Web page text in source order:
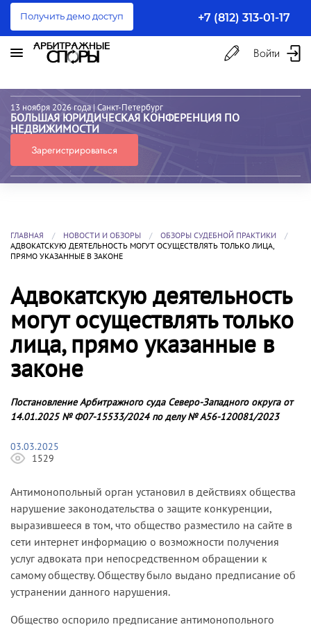
Получить демо доступ +7 (812) 313-01-17
Войти
13 ноября 2026 года | Санкт-Петербург
БОЛЬШАЯ ЮРИДИЧЕСКАЯ КОНФЕРЕНЦИЯ ПО
НЕДВИЖИМОСТИ
Зарегистрироваться
ГЛАВНАЯ НОВОСТИ И ОБЗОРЫ
ОБЗОРЫ СУДЕБНОЙ ПРАКТИКИ
АДВОКАТСКУЮ ДЕЯТЕЛЬНОСТЬ МОГУТ ОСУЩЕСТВЛЯТЬ ТОЛЬКО ЛИЦА,
ПРЯМО УКАЗАННЫЕ В ЗАКОНЕ
Адвокатскую деятельность
могут осуществлять только
лица, прямо указанные в
законе
Постановление Арбитражного суда Северо-Западного округа от
14.01.2025 № Ф07-15533/2024 по делу № А56-120081/2023
03.03.2025
1529
Антимонопольный орган установил в действиях общества
нарушение законодательства о защите конкуренции,
выразившееся в том, что общество разместило на сайте в
сети интернет информацию о возможности получения
услуг адвоката при непосредственном обращении к
самому обществу. Обществу было выдано предписание об
устранении данного нарушения.
Общество оспорило предписание антимонопольного